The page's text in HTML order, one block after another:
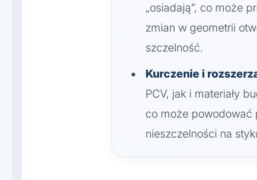
„osiadają”, co może
zmian w geometrii
szczelność.
Kurczenie i
PCV, jak i materiały
co może powodować
nieszczelności na